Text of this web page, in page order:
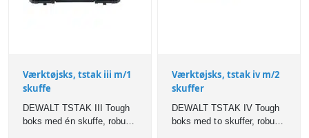
Værktøjsks, tstak iii m/1
skuffe
DEWALT TSTAK III Tough
boks med én skuffe, robust
Værktøjsks, tstak iv m/2
skuffer
DEWALT TSTAK IV Tough
boks med to skuffer, robust